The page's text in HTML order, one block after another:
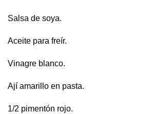
Salsa de soya.
Aceite para freír.
Vinagre blanco.
Ají amarillo en pasta.
1/2 pimentón rojo.